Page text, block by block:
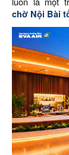
chờ Nội Bài